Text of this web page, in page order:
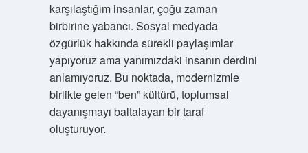
karşılaştığım insanlar, çoğu zaman
birbirine yabancı. Sosyal medyada
özgürlük hakkında sürekli paylaşımlar
yapıyoruz ama yanımızdaki insanın derdini
anlamıyoruz. Bu noktada, modernizmle
birlikte gelen “ben” kültürü, toplumsal
dayanışmayı baltalayan bir taraf
oluşturuyor.